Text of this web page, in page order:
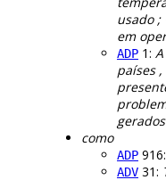
usado ;
em
ADP 1:
países
como
ADP 916:
ADV 31: